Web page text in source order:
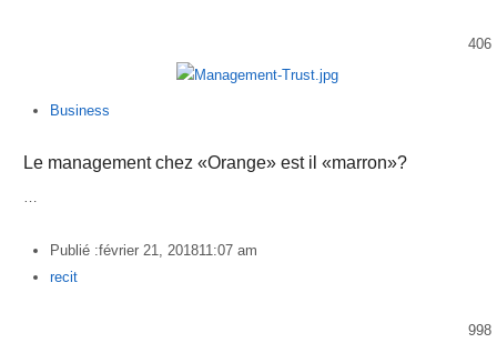
406
Business
Le management chez «Orange» est il «marron»?
…
Publié :février 21, 201811:07 am
Author
recit
998